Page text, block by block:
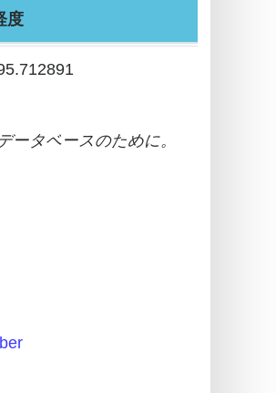
度
タベースのために。